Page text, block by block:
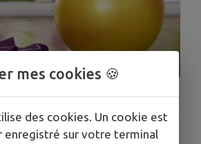
1/2
mes cookies 🍪
des cookies. Un cookie est
enregistré sur votre terminal